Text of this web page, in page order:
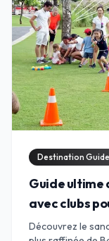
Destination
Guide ultime
avec clubs
Découvrez le